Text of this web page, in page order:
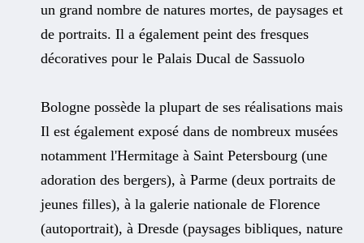
un grand nombre de natures mortes, de paysages et
de portraits. Il a également peint des fresques
décoratives pour le Palais Ducal de Sassuolo
Bologne possède la plupart de ses réalisations mais
Il est également exposé dans de nombreux musées
notamment l'Hermitage à Saint Petersbourg (une
adoration des bergers), à Parme (deux portraits de
jeunes filles), à la galerie nationale de Florence
(autoportrait), à Dresde (paysages bibliques, nature